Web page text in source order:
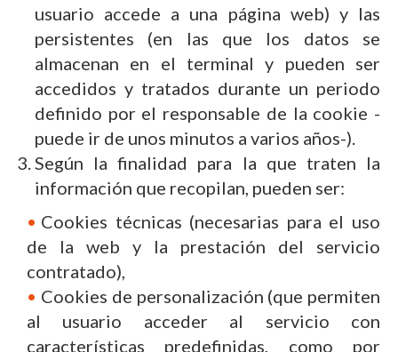
usuario accede a una página web) y las
persistentes (en las que los datos se
almacenan en el terminal y pueden ser
accedidos y tratados durante un periodo
definido por el responsable de la cookie -
puede ir de unos minutos a varios años-).
Según la finalidad para la que traten la
información que recopilan, pueden ser:
Cookies técnicas (necesarias para el uso
de la web y la prestación del servicio
contratado),
Cookies de personalización (que permiten
al usuario acceder al servicio con
características predefinidas, como por